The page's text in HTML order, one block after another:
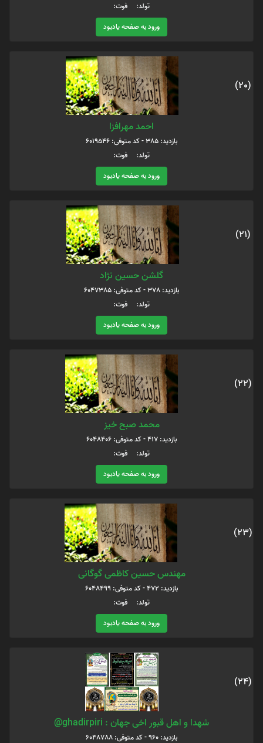
تولد: فوت:
ورود به صفحه یادبود
(20)
احمد مهرافزا
بازدید: 385 - کد متوفی: 6019546
تولد: فوت:
ورود به صفحه یادبود
(21)
گلشن حسین نژاد
بازدید: 378 - کد متوفی: 6047385
تولد: فوت:
ورود به صفحه یادبود
(22)
محمد صبح خیز
بازدید: 417 - کد متوفی: 6048406
تولد: فوت:
ورود به صفحه یادبود
(23)
مهندس حسین کاظمی گوگانی
بازدید: 472 - کد متوفی: 6048499
تولد: فوت:
ورود به صفحه یادبود
(24)
شهدا و اهل قبور اخی جهان : ghadirpiri@
بازدید: 960 - کد متوفی: 6048788